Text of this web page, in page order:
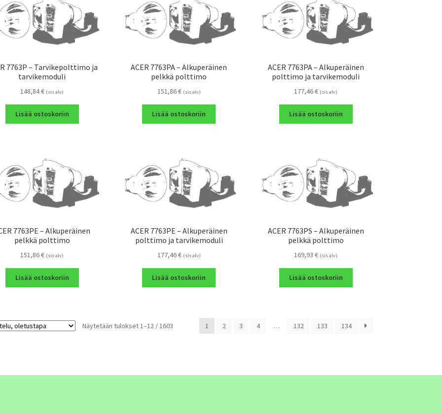
7763P – Tarvikepolttimo ja
tarvikemoduli
148,84€ (sis alv)
Lisää ostoskoriin
ACER 7763PA – Alkuperäinen
pelkkä polttimo
151,86€ (sis alv)
Lisää ostoskoriin
ACER 7763PA – Alkuperäinen
polttimo ja tarvikemoduli
177,46€ (sis alv)
Lisää ostoskoriin
7763PE – Alkuperäinen
pelkkä polttimo
151,86€ (sis alv)
Lisää ostoskoriin
ACER 7763PE – Alkuperäinen
polttimo ja tarvikemoduli
177,46€ (sis alv)
Lisää ostoskoriin
ACER 7763PS – Alkuperäinen
pelkkä polttimo
169,93€ (sis alv)
Lisää ostoskoriin
Näytetään tulokset 1–12 / 1603 1 2 3 4 … 132 133 134